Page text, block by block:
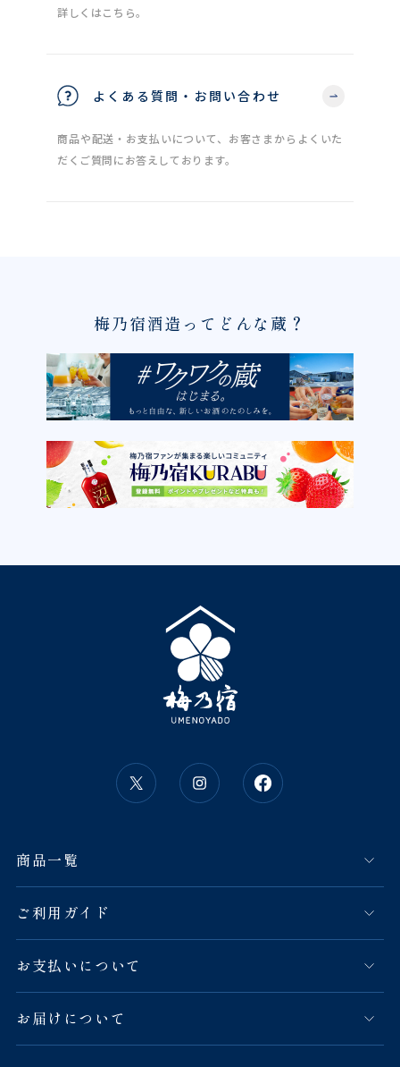
詳しくはこちら。
よくある質問・お問い合わせ
商品や配送・お支払いについて、お客さまからよくいた
だくご質問にお答えしております。
梅乃宿酒造ってどんな蔵？
商品一覧
ご利用ガイド
お支払いについて
お届けについて